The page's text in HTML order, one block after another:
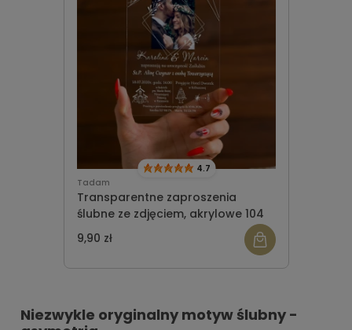
Tadam
Transparentne zaproszenia
ślubne ze zdjęciem, akrylowe 104
4.7
9,90 zł
Niezwykle oryginalny motyw ślubny -